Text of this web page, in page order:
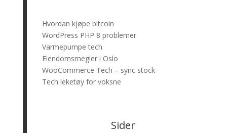
Hvordan kjøpe bitcoin
WordPress PHP 8 problemer
Varmepumpe tech
Eiendomsmegler i Oslo
WooCommerce Tech – sync stock
Tech leketøy for voksne
Sider